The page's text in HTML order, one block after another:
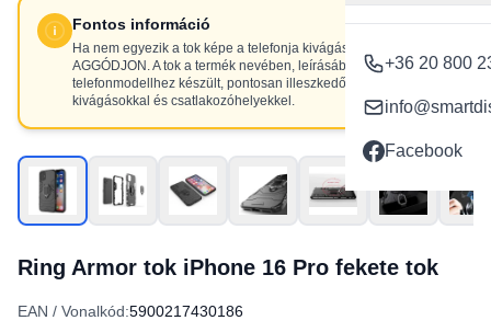
+36 20 800
Facebook
Fontos információ
Ha nem egyezik a tok képe a telefonja kivágásaival, NE
AGGÓDJON. A tok a termék nevében, leírásában szereplő
telefonmodellhez készült, pontosan illeszkedő
kivágásokkal és csatlakozóhelyekkel.
Ring Armor tok iPhone 16 Pro fekete tok
EAN / Vonalkód:5900217430186